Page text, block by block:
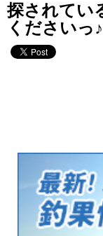
探されてい
くださいっ♪